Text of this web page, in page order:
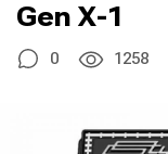
Gen X-1
0 1258